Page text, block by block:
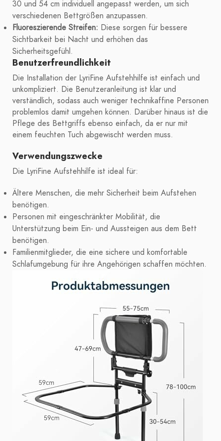
30 und 54 cm individuell angepasst werden, um sich
verschiedenen Bettgrößen anzupassen.
Fluoreszierende Streifen: Diese sorgen für bessere
Sichtbarkeit bei Nacht und erhöhen das
Sicherheitsgefühl.
Benutzerfreundlichkeit
Die Installation der LyriFine Aufstehhilfe ist einfach und
unkompliziert. Die Benutzeranleitung ist klar und
verständlich, sodass auch weniger technikaffine Personen
problemlos damit umgehen können. Darüber hinaus ist die
Pflege des Bettgriffs ebenso einfach, da er nur mit
einem feuchten Tuch abgewischt werden muss.
Verwendungszwecke
Die LyriFine Aufstehhilfe ist ideal für:
Ältere Menschen, die mehr Sicherheit beim Aufstehen
benötigen.
Personen mit eingeschränkter Mobilität, die
Unterstützung beim Ein- und Aussteigen aus dem Bett
benötigen.
Familienmitglieder, die eine sichere und komfortable
Schlafumgebung für ihre Angehörigen schaffen möchten.